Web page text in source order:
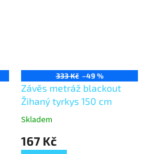
333 Kč –49 %
Závěs metráž blackout
Žihaný tyrkys 150 cm
Skladem
167 Kč